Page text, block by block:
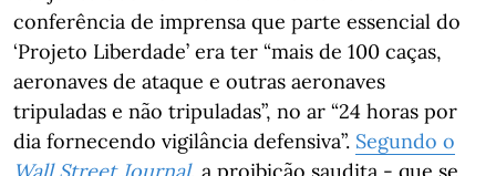
conferência de imprensa que parte essencial do
‘Projeto Liberdade’ era ter “mais de 100 caças,
aeronaves de ataque e outras aeronaves
tripuladas e não tripuladas”, no ar “24 horas por
dia fornecendo vigilância defensiva”. Segundo o
Wall Street Journal, a proibição saudita - que se